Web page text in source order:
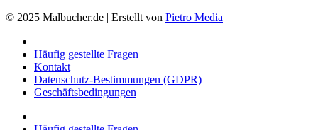
© 2025 Malbucher.de | Erstellt von Pietro Media
Häufig gestellte Fragen
Kontakt
Datenschutz-Bestimmungen (GDPR)
Geschäftsbedingungen